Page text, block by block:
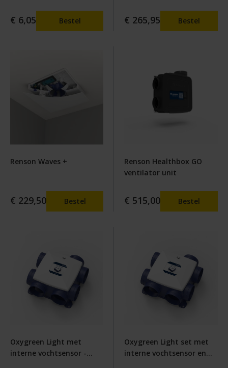
€ 6,05 Bestel € 265,95 Bestel
Renson Waves +
€ 229,50 Bestel
Renson Healthbox GO
ventilator unit
€ 515,00 Bestel
Oxygreen Light met
interne vochtsensor -
Oxygreen Light set met
interne vochtsensor en